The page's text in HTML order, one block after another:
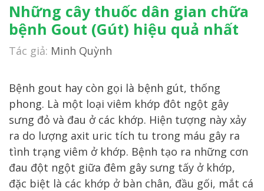
Những cây thuốc dân gian chữa
bệnh Gout (Gút) hiệu quả nhất
Tác giả: Minh Quỳnh
Bệnh gout hay còn gọi là bệnh gút, thống
phong. Là một loại viêm khớp đôt ngột gây
sưng đỏ và đau ở các khớp. Hiện tượng này xảy
ra do lượng axit uric tích tu trong máu gây ra
tình trạng viêm ở khớp. Bệnh tạo ra những cơn
đau đột ngột giữa đêm gây sưng tấy ở khớp,
đặc biệt là các khớp ở bàn chân, đầu gối, mắt cá